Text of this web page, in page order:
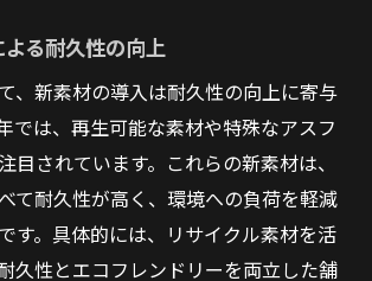
クトの透明性とコミュニケーショ
タイムデータを活用した意思決定
ェクトの成功事例から学ぶ
い舗装工事を実現する最新技術の展
る耐久性の向上
、新素材の導入は耐久性の向上に寄与
では、再生可能な素材や特殊なアスフ
目されています。これらの新素材は、
て耐久性が高く、環境への負荷を軽減
す。具体的には、リサイクル素材を活
久性とエコフレンドリーを両立した舗